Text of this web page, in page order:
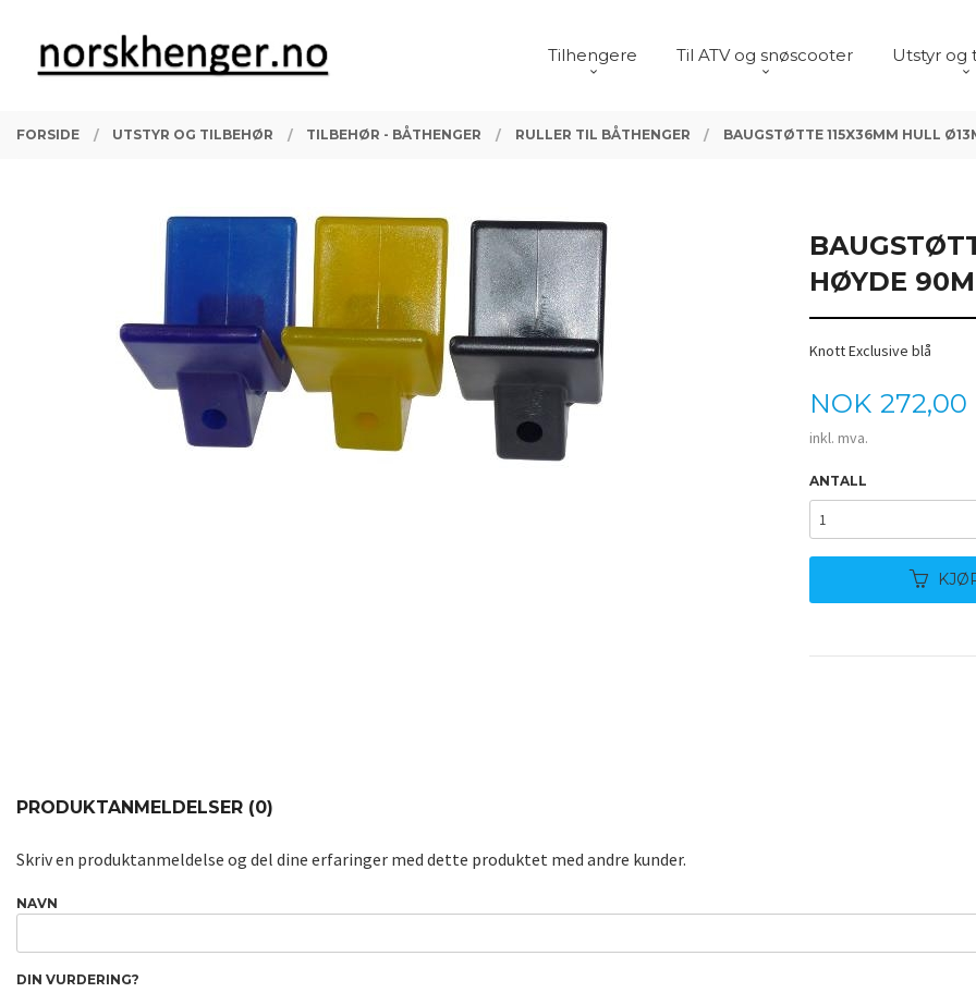
innholdet
PRODUKTER
Tilhengere Til ATV og snøscooter Utstyr og
FORSIDE UTSTYR OG TILBEHØR TILBEHØR - BÅTHENGER RULLER TIL BÅTHENGER BAUGSTØTTE 115X36MM HULL
HØYDE
Knott Exclusive blå
Pris
NOK 272,00
inkl. mva.
ANTALL
PRODUKTANMELDELSER (0)
Skriv en produktanmeldelse og del dine erfaringer med dette produktet med andre kunder.
NAVN
DIN VURDERING?